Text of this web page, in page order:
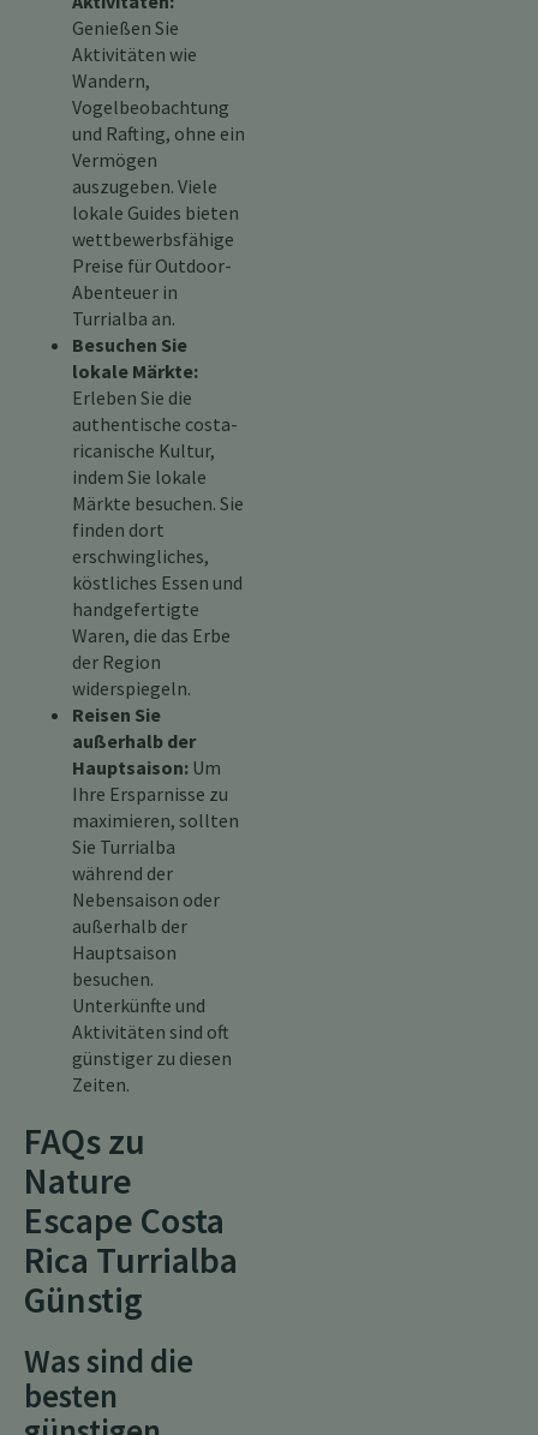
Genießen Sie
Aktivitäten wie
Wandern,
Vogelbeobachtung
und Rafting, ohne ein
Vermögen
auszugeben. Viele
lokale Guides bieten
wettbewerbsfähige
Preise für Outdoor-
Abenteuer in
Turrialba an.
Besuchen Sie
lokale Märkte:
Erleben Sie die
authentische costa-
ricanische Kultur,
indem Sie lokale
Märkte besuchen. Sie
finden dort
erschwingliches,
köstliches Essen und
handgefertigte
Waren, die das Erbe
der Region
widerspiegeln.
Reisen Sie
außerhalb der
Hauptsaison: Um
Ihre Ersparnisse zu
maximieren, sollten
Sie Turrialba
während der
Nebensaison oder
außerhalb der
Hauptsaison
besuchen.
Unterkünfte und
Aktivitäten sind oft
günstiger zu diesen
Zeiten.
FAQs zu
Nature
Escape Costa
Rica Turrialba
Günstig
Was sind die
besten